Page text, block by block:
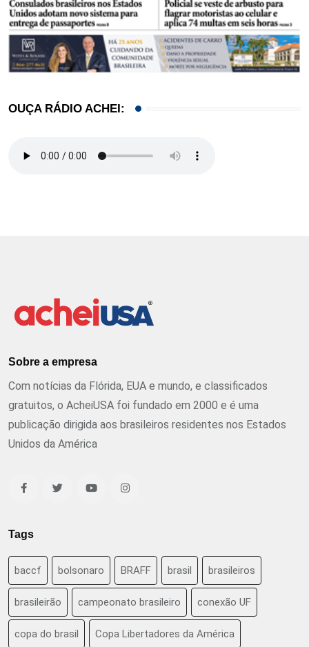
OUÇA RÁDIO ACHEI:
Sobre a empresa
Com notícias da Flórida, EUA e mundo, e classificados
gratuitos, o AcheiUSA foi fundado em 2000 e é uma
publicação dirigida aos brasileiros residentes nos Estados
Unidos da América
Tags
baccf bolsonaro BRAFF brasil brasileiros
brasileirão campeonato brasileiro conexão UF
copa do brasil Copa Libertadores da América